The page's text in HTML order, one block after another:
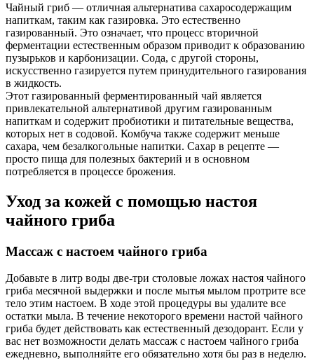
Чайный гриб — отличная альтернатива сахаросодержащим
напиткам, таким как газировка. Это естественно
газированный. Это означает, что процесс вторичной
ферментации естественным образом приводит к образованию
пузырьков и карбонизации. Сода, с другой стороны,
искусственно газируется путем принудительного газирования
в жидкость.
Этот газированный ферментированный чай является
привлекательной альтернативой другим газированным
напиткам и содержит пробиотики и питательные вещества,
которых нет в содовой. Комбуча также содержит меньше
сахара, чем безалкогольные напитки. Сахар в рецепте —
просто пища для полезных бактерий и в основном
потребляется в процессе брожения.
Уход за кожей с помощью настоя
чайного гриба
Массаж с настоем чайного гриба
Добавьте в литр воды две-три столовые ложах настоя чайного
гриба месячной выдержки и после мытья мылом протрите все
тело этим настоем. В ходе этой процедуры вы удалите все
остатки мыла. В течение некоторого времени настой чайного
гриба будет действовать как естественный дезодорант. Если у
вас нет возможности делать массаж с настоем чайного гриба
ежедневно, выполняйте его обязательно хотя бы раз в неделю.